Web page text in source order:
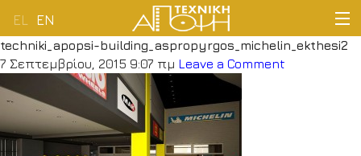
EL EN
ΑΡΧΙΚΗ
ΕΤΑΙΡΕΙΑ
ΔΡΑΣΤΗΡΙΟΤΗΤΕΣ
techniki_apopsi-building_aspropyrgos_michelin_ekthesi2
7 Σεπτεμβρίου, 2015 9:07 πμ Leave a Comment